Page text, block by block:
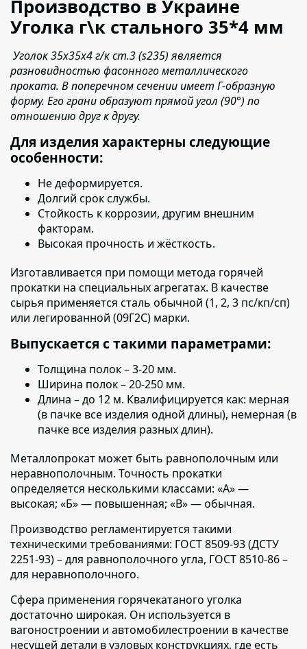
Производство в Украине
Уголка г\к стального 35*4 мм
Уголок 35х35х4 г/к ст.3 (s235) является
разновидностью фасонного металлического
проката. В поперечном сечении имеет Г-образную
форму. Его грани образуют прямой угол (90°) по
отношению друг к другу.
Для изделия характерны следующие
особенности:
Не деформируется.
Долгий срок службы.
Стойкость к коррозии, другим внешним
факторам.
Высокая прочность и жёсткость.
Изготавливается при помощи метода горячей
прокатки на специальных агрегатах. В качестве
сырья применяется сталь обычной (1, 2, 3 пс/кп/сп)
или легированной (09Г2С) марки.
Выпускается с такими параметрами:
Толщина полок– 3-20 мм.
Ширина полок– 20-250 мм.
Длина – до 12 м. Квалифицируется как: мерная
(в пачке все изделия одной длины), немерная (в
пачке все изделия разных длин).
Металлопрокат может быть равнополочным или
неравнополочным. Точность прокатки
определяется несколькими классами: «А» —
высокая; «Б» — повышенная; «В» — обычная.
Производство регламентируется такими
техническими требованиями: ГОСТ 8509-93 (ДСТУ
2251-93) – для равнополочного угла, ГОСТ 8510-86 –
для неравнополочного.
Сфера применения горячекатаного уголка
достаточно широкая. Он используется в
вагоностроении и автомобилестроении в качестве
несущей детали в узловых конструкциях, где есть